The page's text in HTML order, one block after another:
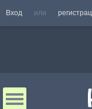
Вход или